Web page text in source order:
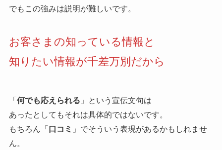
でもこの強みは説明が難しいです。
お客さまの知っている情報と
知りたい情報が千差万別だから
「 何でも応えられる 」という宣伝文句は
あったとしてもそれは具体的ではないです。
もちろん「 口コミ 」でそういう表現があるかもしれませ
ん。